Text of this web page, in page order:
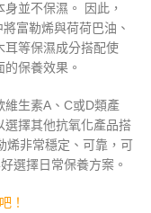
並不保濕。 因此，
富勒烯與荷荷巴油、
耳等保濕成分搭配使
保養效果。
維生素A、C或D類產
選擇其他抗氧化產品搭
烯非常穩定、可靠，可
選擇日常保養方案。
！